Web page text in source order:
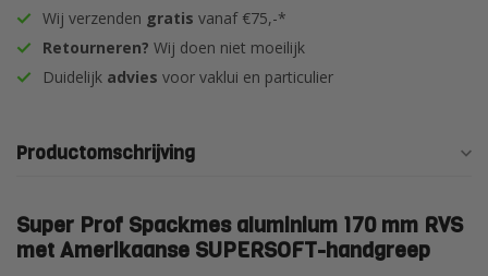
Wij verzenden gratis vanaf €75,-*
Retourneren? Wij doen niet moeilijk
Duidelijk advies voor vaklui en particulier
Productomschrijving
Super Prof Spackmes aluminium 170 mm RVS
met Amerikaanse SUPERSOFT-handgreep